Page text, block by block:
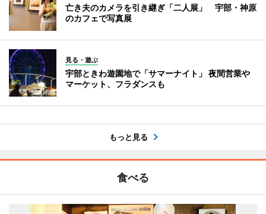
亡き夫のカメラを引き継ぎ「二人展」 宇部・神原
のカフェで写真展
見る・遊ぶ
宇部ときわ遊園地で「サマーナイト」 夜間営業や
マーケット、フラダンスも
もっと見る
食べる